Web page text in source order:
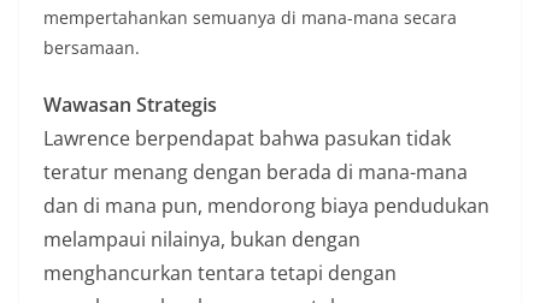
mempertahankan semuanya di mana-mana secara
bersamaan.
Wawasan Strategis
Lawrence berpendapat bahwa pasukan tidak
teratur menang dengan berada di mana-mana
dan di mana pun, mendorong biaya pendudukan
melampaui nilainya, bukan dengan
menghancurkan tentara tetapi dengan